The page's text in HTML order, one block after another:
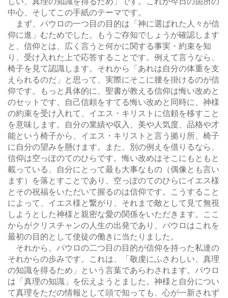
中心、そしてこの手紙のテーマです。
まず、パウロの一つ目の目的は「神に選ばれた人々が信
仰に進」むためでした。もうご存知でしょうが確認します
と、信仰とは、広く言うと何かに関する事実・約束を知
り、受け入れた上で応答することです。例えて言うなら、
椅子を見て認識します。それから「あれは自分の体重を支
えられるのだ」と思って、実際にそこに腰を掛けるのが信
仰です。もっと具体的に、聖書が教える信仰は悔い改めと
のセットです。自己信頼をすてる悔い改めと同時に、神様
の約束を受け入れて、イエス・キリストに信頼を移すこと
を意味します。自分の業績や収入、美や人気度、品格や才
能という椅子から、イエス・キリストと言う拠り所、椅子
に自分の望みを懸けます。また、別の例えを借りるなら、
信仰は空っぽのてのひらです。悔い改めはそこにもともと
載っている、自分にとって最も大事なもの（偶像とも言い
ます）を落とすことであり、空っぽのてのひらにイエス様
とその祝福をいただいて握るのは信仰です。こうすること
によって、イエス様と繋がり、それまで敵として見て無視
しようとした神様と親密な愛の関係をいただきます。ここ
からがクリスチャンの人生の出発であり、パウロはこれを
最初の目的として使徒の働きに当たりました。
それから、パウロの二つ目の目的が信仰を持った私達の
それからの歩みです。これは、「敬虔にふさわしい、真理
の知識を得るため」という言葉であらわされます。パウロ
は「真理の知識」を伝えようとました。神様と自分につい
て真理をただの情報として頭で知っても、心が一新されず